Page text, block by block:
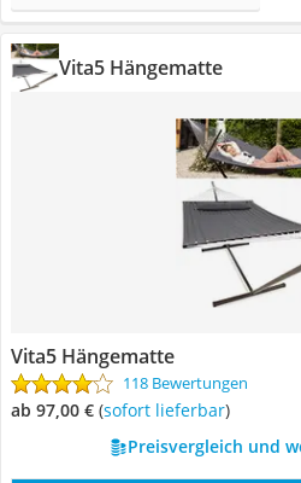
Vita5 Hängematte
Vita5 Hängematte
118 Bewertungen
ab 97,00 € ( Sofort lieferbar)
Preisvergleich und